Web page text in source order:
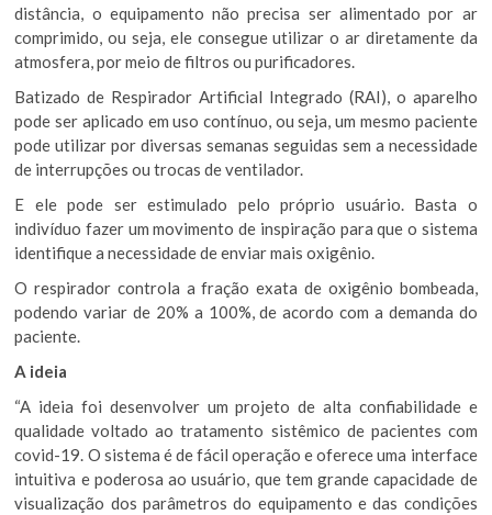
distância, o equipamento não precisa ser alimentado por ar
comprimido, ou seja, ele consegue utilizar o ar diretamente da
atmosfera, por meio de filtros ou purificadores.
Batizado de Respirador Artificial Integrado (RAI), o aparelho
pode ser aplicado em uso contínuo, ou seja, um mesmo paciente
pode utilizar por diversas semanas seguidas sem a necessidade
de interrupções ou trocas de ventilador.
E ele pode ser estimulado pelo próprio usuário. Basta o
indivíduo fazer um movimento de inspiração para que o sistema
identifique a necessidade de enviar mais oxigênio.
O respirador controla a fração exata de oxigênio bombeada,
podendo variar de 20% a 100%, de acordo com a demanda do
paciente.
A ideia
“A ideia foi desenvolver um projeto de alta confiabilidade e
qualidade voltado ao tratamento sistêmico de pacientes com
covid-19. O sistema é de fácil operação e oferece uma interface
intuitiva e poderosa ao usuário, que tem grande capacidade de
visualização dos parâmetros do equipamento e das condições